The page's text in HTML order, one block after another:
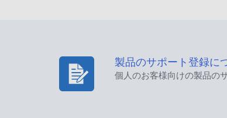
製品のサポート登録に
個人のお客様向けの製品の